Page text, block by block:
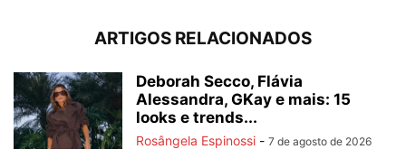
ARTIGOS RELACIONADOS
Deborah Secco, Flávia
Alessandra, GKay e mais: 15
looks e trends...
Rosângela Espinossi - 7 de agosto de 2026